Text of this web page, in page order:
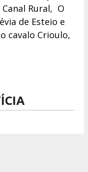
Rural, O
de Esteio e
cavalo Crioulo,